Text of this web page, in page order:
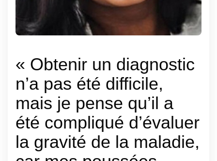
« Obtenir un diagnostic
n’a pas été difficile,
mais je pense qu’il a
été compliqué d’évaluer
la gravité de la maladie,